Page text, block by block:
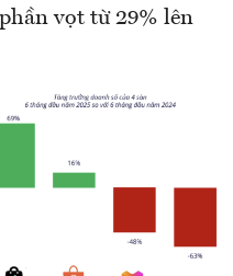
vọt từ 29% lên